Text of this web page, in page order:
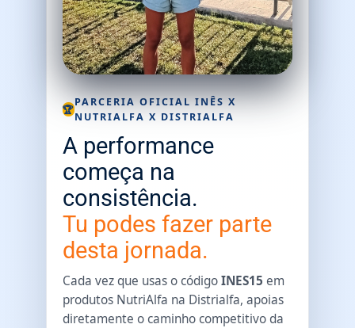
🏆
PARCERIA OFICIAL INÊS X
NUTRIALFA X DISTRIALFA
A performance
começa na
consistência.
Tu podes fazer parte
desta jornada.
Cada vez que usas o códigoINES15 em
produtos NutriAlfa na Distrialfa, apoias
diretamente o caminho competitivo da